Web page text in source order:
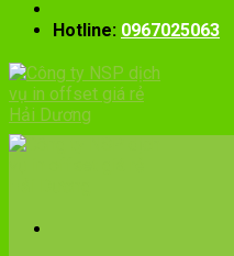
Hotline: 0967025063